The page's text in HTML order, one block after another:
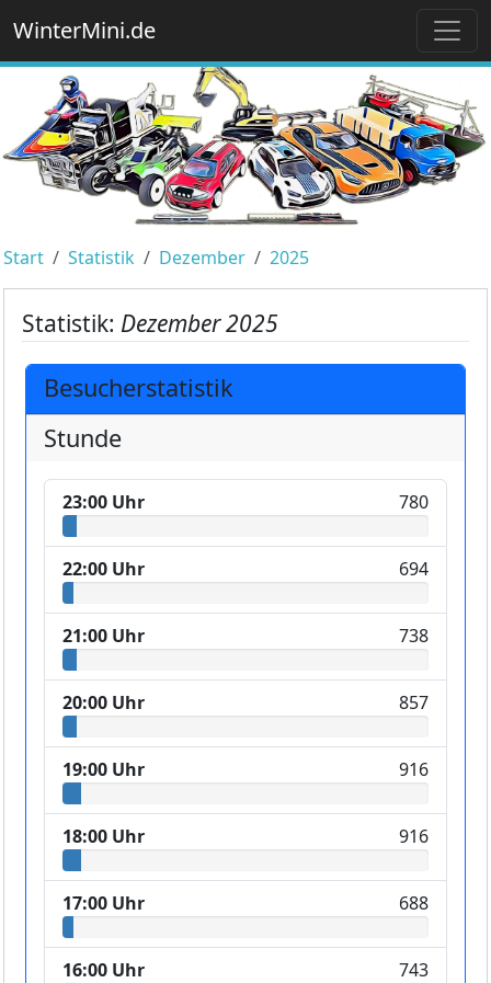
WinterMini.de
Start Statistik Dezember 2025
Statistik: Dezember 2025
Besucherstatistik
Stunde
23:00 Uhr 780
22:00 Uhr 694
21:00 Uhr 738
20:00 Uhr 857
19:00 Uhr 916
18:00 Uhr 916
17:00 Uhr 688
16:00 Uhr 743